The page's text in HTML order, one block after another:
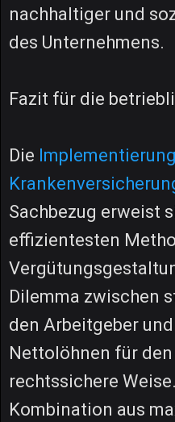
nachhaltiger und
des Unternehmens.
Fazit für die
Die
Sachbezug erweist
effizientesten
Dilemma zwischen
den Arbeitgeber
Nettolöhnen für
rechtssichere
Kombination aus